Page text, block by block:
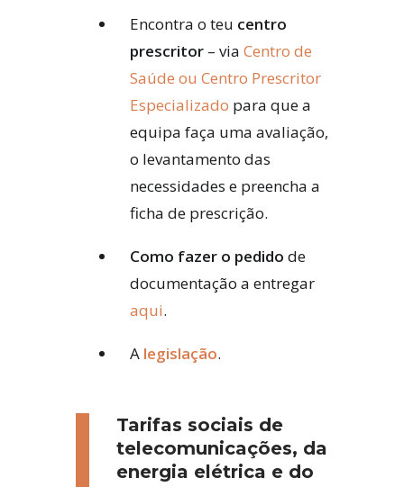
Encontra o teu centro
prescritor – via Centro de
Saúde ou Centro Prescritor
Especializado para que a
equipa faça uma avaliação,
o levantamento das
necessidades e preencha a
ficha de prescrição.
Como fazer o pedido de
documentação a entregar
aqui.
A legislação.
Tarifas sociais de
telecomunicações, da
energia elétrica e do